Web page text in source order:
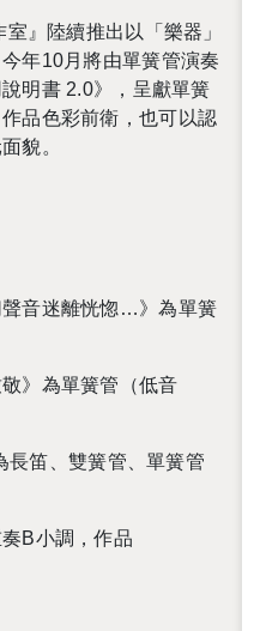
』陸續推出以「樂器」
年10月將由單簧管演奏
明書 2.0》，呈獻單簧
品色彩前衛，也可以認
貌。
音迷離恍惚…》為單簧
》為單簧管（低音
笛、雙簧管、單簧管
B小調，作品